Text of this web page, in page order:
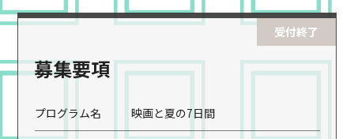
募集要項
受付終了
プログラム名 映画と夏の7日間